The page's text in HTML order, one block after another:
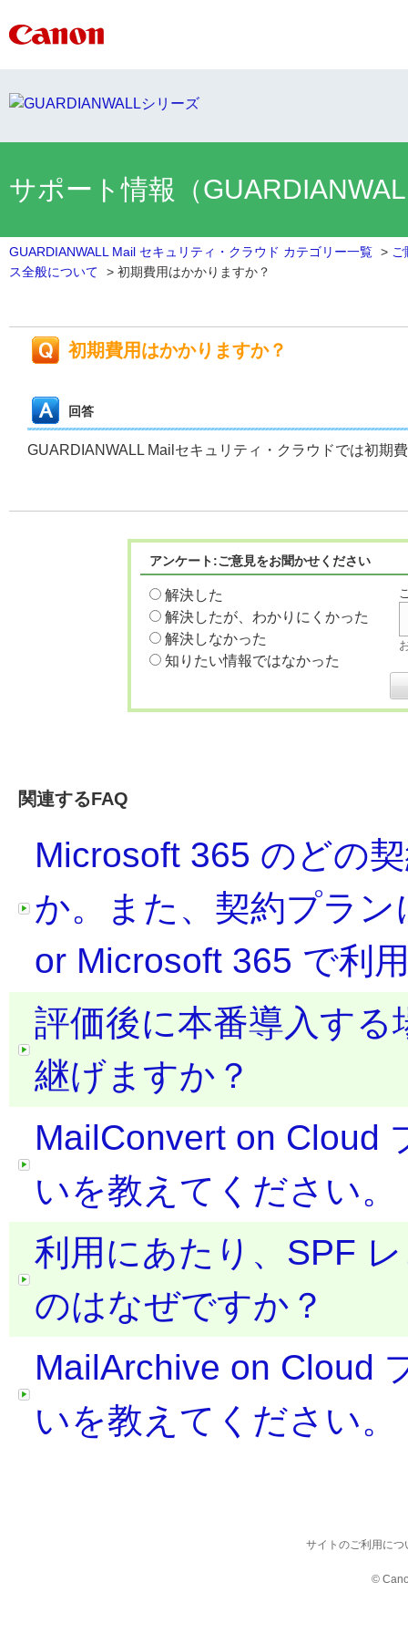
サポート情報（
GUARDIANWALL Mail セキュリティ・クラウド カテゴリー一覧 >
ス全般について
> 初期費用はかかりますか？
初期費用はかかりますか？
回答
GUARDIANWALL Mailセキュリティ・クラウドでは初期
アンケート:ご意見をお聞かせください
解決した
解決したが、わかりにくかった
解決しなかった
知りたい情報ではなかった
関連するFAQ
Microsoft 365 のどの
か。また、契約プラ
or Microsoft 365 で利
評価後に本番導入す
継げますか？
MailConvert on Cloud
いを教えてください。
利用にあたり、SPF
のはなぜですか？
MailArchive on Cloud
いを教えてください。
サイトのご利用につ
©